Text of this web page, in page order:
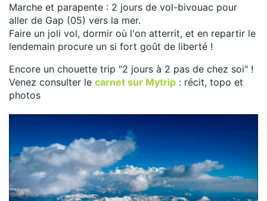
Marche et parapente : 2 jours de vol-bivouac pour
aller de Gap (05) vers la mer.
Faire un joli vol, dormir où l'on atterrit, et en repartir le
lendemain procure un si fort goût de liberté !
Encore un chouette trip "2 jours à 2 pas de chez soi" !
Venez consulter le carnet sur Mytrip : récit, topo et
photos